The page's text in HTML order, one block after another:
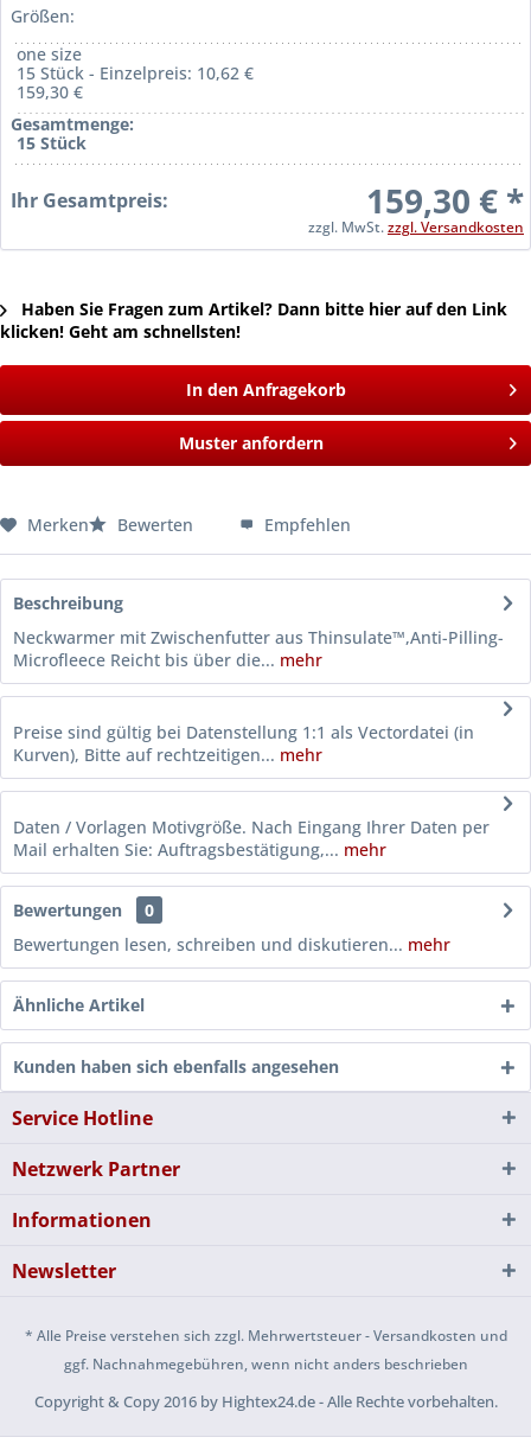
Größen:
one size
15 Stück - Einzelpreis: 10,62 €
159,30 €
Gesamtmenge:
15 Stück
Ihr Gesamtpreis: 159,30 € *
zzgl. MwSt.zzgl. Versandkosten
Haben Sie Fragen zum Artikel? Dann bitte hier auf den Link
klicken! Geht am schnellsten!
In den Anfragekorb
Muster anfordern
Merken Bewerten Empfehlen
Beschreibung
Neckwarmer mit Zwischenfutter aus Thinsulate™,Anti-Pilling-
Microfleece Reicht bis über die... mehr
Preise sind gültig bei Datenstellung 1:1 als Vectordatei (in
Kurven), Bitte auf rechtzeitigen... mehr
Daten / Vorlagen Motivgröße. Nach Eingang Ihrer Daten per
Mail erhalten Sie: Auftragsbestätigung,... mehr
Bewertungen
0
Bewertungen lesen, schreiben und diskutieren... mehr
Ähnliche Artikel
Kunden haben sich ebenfalls angesehen
Service Hotline
Netzwerk Partner
Informationen
Newsletter
* Alle Preise verstehen sich zzgl. Mehrwertsteuer - Versandkosten und
ggf. Nachnahmegebühren, wenn nicht anders beschrieben
Copyright & Copy 2016 by Hightex24.de - Alle Rechte vorbehalten.